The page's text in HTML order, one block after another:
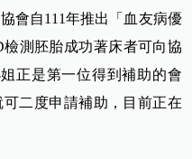
會自111年推出「血友病優
測胚胎成功著床者可向協
正是第一位得到補助的會
二度申請補助，目前正在